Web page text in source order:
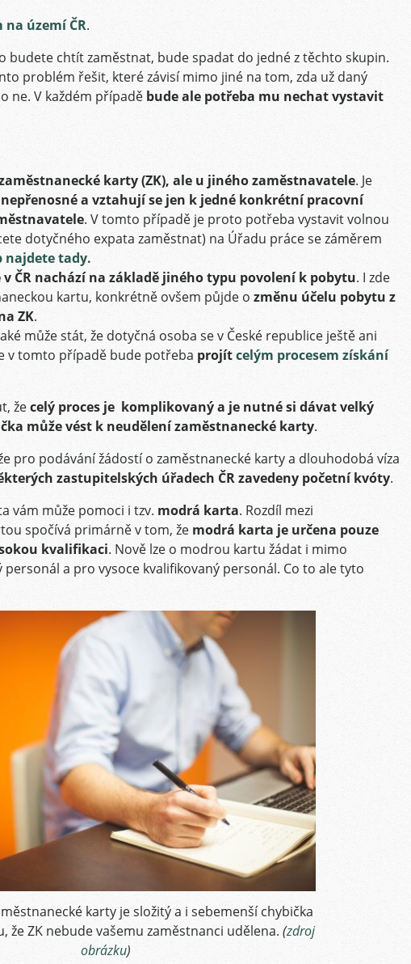
na území ČR.
budete chtít zaměstnat, bude spadat do jedné z těchto skupin.
problém řešit, které závisí mimo jiné na tom, zda už daný
ne. V každém případě bude ale potřeba mu nechat vystavit
karty (ZK), ale u jiného zaměstnavatele. Je
nepřenosné a vztahují se jen k jedné konkrétní pracovní
. V tomto případě je proto potřeba vystavit volnou
dotyčného expata zaměstnat) na Úřadu práce se záměrem
najdete tady.
v ČR nachází na základě jiného typu povolení k pobytu. I zde
kartu, konkrétně ovšem půjde o změnu účelu pobytu z
ZK.
může stát, že dotyčná osoba se v České republice ještě ani
v tomto případě bude potřeba projítcelým procesem získání
žecelý proces je komplikovaný a je nutné si dávat velký
může vést k neudělení zaměstnanecké karty.
pro podávání žádostí o zaměstnanecké karty a dlouhodobá víza
zastupitelských úřadech ČR zavedeny početní kvóty.
vám může pomoci i tzv. modrá karta. Rozdíl mezi
spočívá primárně v tom, že modrá karta je určena pouze
kvalifikaci. Nově lze o modrou kartu žádat i mimo
a pro vysoce kvalifikovaný personál. Co to ale tyto
karty je složitý a i sebemenší chybička
že ZK nebude vašemu zaměstnanci udělena. (zdroj
obrázku)